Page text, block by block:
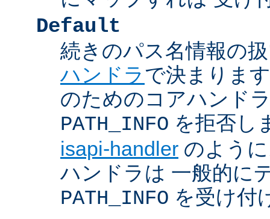
Default
続きのパス名情報の
ハンドラで決まりま
のためのコアハンド
PATH_INFO を拒否し
isapi-handler のよう
ハンドラは 一般的に
PATH_INFO を受け付